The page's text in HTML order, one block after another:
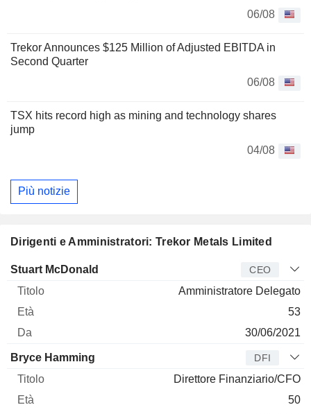
06/08
Trekor Announces $125 Million of Adjusted EBITDA in
Second Quarter
06/08
TSX hits record high as mining and technology shares
jump
04/08
Più notizie
Dirigenti e Amministratori: Trekor Metals Limited
Manager Titolo Età
Stuart McDonald CEO
Amministratore Delegato
53
30/06/2021
Bryce Hamming DFI
Direttore Finanziario/CFO
50